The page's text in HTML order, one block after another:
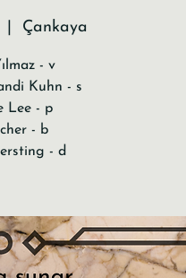
Çankaya
- v
Kuhn - s
Lee - p
- b
- d